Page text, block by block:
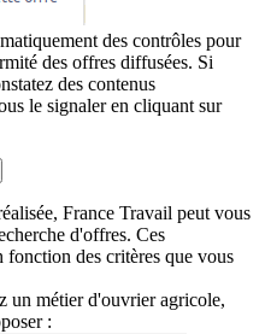
des contrôles pour
des offres diffusées. Si
des contenus
le signaler en cliquant sur
France Travail peut vous
d'offres. Ces
fonction des critères que vous
un métier d'ouvrier agricole,
: